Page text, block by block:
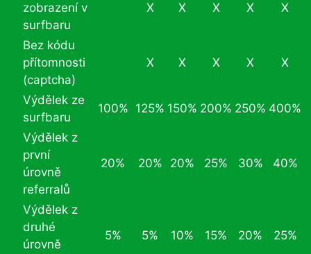
zobrazení v
surfbaru
X X X X X
Bez kódu
přítomnosti
(captcha)
X X X X X
Výdělek ze
surfbaru
100% 125% 150% 200% 250% 400%
Výdělek z
první
úrovně
referralů
20% 20% 20% 25% 30% 40%
Výdělek z
druhé
úrovně
5% 5% 10% 15% 20% 25%